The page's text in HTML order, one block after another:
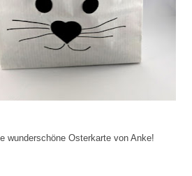
wunderschöne Osterkarte von Anke!